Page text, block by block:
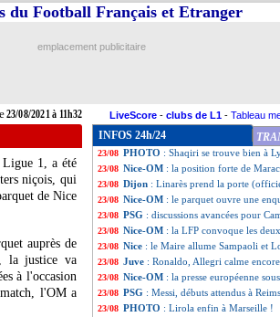
23/08/2021 à 11h32
du Football Français et Etranger
emplacement publicitaire
LiveScore - clubs de L1 - Tableau
1, a été
niçois, qui
de Nice
auprès de
la justice va
à l'occasion
l'OM a
INFOS 24h/24
23/08 Man City: Kane, Guardiola brouille
23/08 VIDEO
23/08 Dijon: Garande déjà nommé
23/08 Nice: Riolo dézingue Rivère !
23/08 PHOTO : Shaqiri se trouve bien à
23/08 Nice-OM : la position forte de
23/08 Dijon : Linarès prend la porte
23/08 Nice-OM : le parquet ouvre une
23/08 PSG : discussions avancées pour
23/08 Nice-OM : la LFP convoque les
23/08 Nice : le Maire allume Sampaoli et
23/08 Juve : Ronaldo, Allegri calme
23/08 Nice-OM : la presse européenne
23/08 PSG : Messi, débuts attendus à Reims
23/08 PHOTO : Lirola enfin à Marseille !